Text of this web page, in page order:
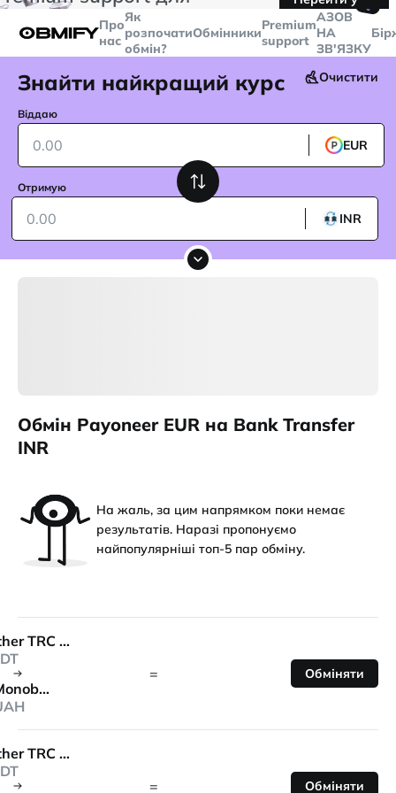
більше
Telegram
Про
нас
Як
розпочати
обмін?
ОбмінникиPremium
support
🤙
AЗОВ
НА
ЗВ'ЯЗКУ
Знайти найкращий курс Очистити
Віддаю
EUR
Отримую
INR
Обмін Payoneer EUR на Bank Transfer
INR
На жаль, за цим напрямком поки немає
результатів. Наразі пропонуємо
найпопулярніші топ-5 пар обміну.
Tether TRC 20
Monobank
= Обміняти
Tether TRC 20
= Обміняти